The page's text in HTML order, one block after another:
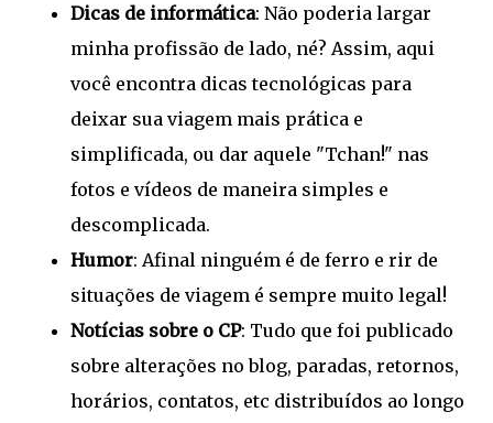
Dicas de informática: Não poderia largar
minha profissão de lado, né? Assim, aqui
você encontra dicas tecnológicas para
deixar sua viagem mais prática e
simplificada, ou dar aquele "Tchan!" nas
fotos e vídeos de maneira simples e
descomplicada.
Humor: Afinal ninguém é de ferro e rir de
situações de viagem é sempre muito legal!
Notícias sobre o CP: Tudo que foi publicado
sobre alterações no blog, paradas, retornos,
horários, contatos, etc distribuídos ao longo